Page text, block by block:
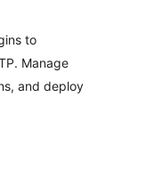
to
Manage
and deploy